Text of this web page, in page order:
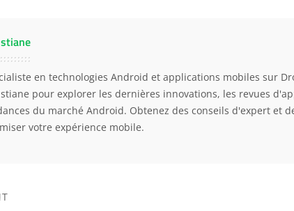
en technologies Android et applications mobiles sur
pour explorer les dernières innovations, les revues
du marché Android. Obtenez des conseils d'expert et
votre expérience mobile.